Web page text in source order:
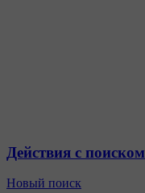
Действия с поиском
Новый поиск